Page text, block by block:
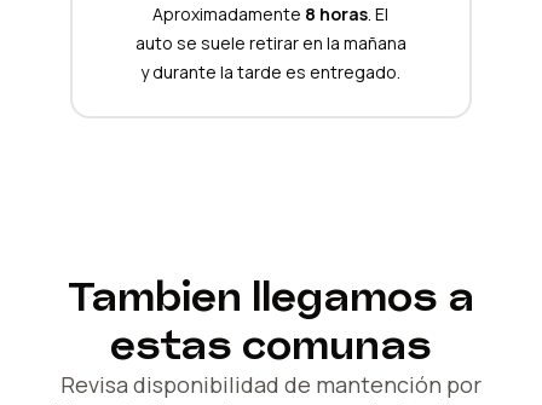
Aproximadamente 8 horas . El
auto se suele retirar en la mañana
y durante la tarde es entregado.
Tambien llegamos a
estas comunas
Revisa disponibilidad de mantención por